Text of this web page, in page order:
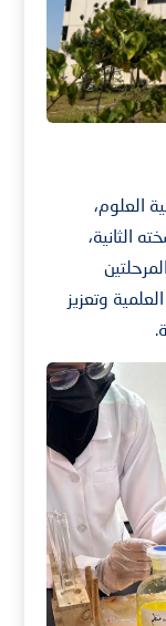
العلوم،
الثانية،
وتعزيز